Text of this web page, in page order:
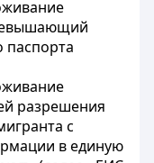
паспорта
разрешения
с
в единую